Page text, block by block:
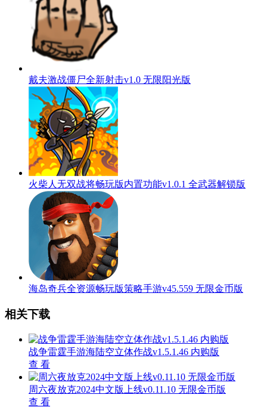
戴夫激战僵尸全新射击v1.0 无限阳光版
火柴人无双战将畅玩版内置功能v1.0.1 全武器解锁版
海岛奇兵全资源畅玩版策略手游v45.559 无限金币版
相关下载
战争雷霆手游海陆空立体作战v1.5.1.46 内购版
查 看
周六夜放克2024中文版上线v0.11.10 无限金币版
查 看